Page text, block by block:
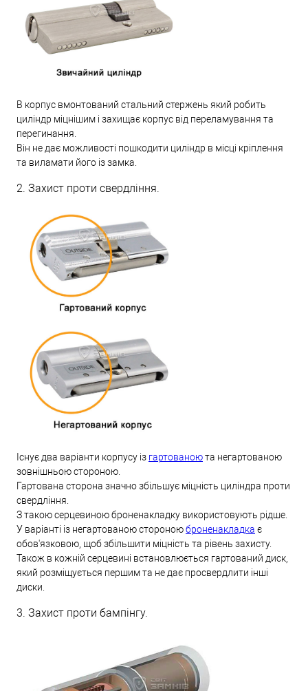
В корпус вмонтований стальний стержень який робить
циліндр міцнішим і захищає корпус від переламування та
перегинання.
Він не дає можливості пошкодити циліндр в місці кріплення
та виламати його із замка.
2. Захист проти свердління.
Існує два варіанти корпусу із гартованоюта негартованою
зовнішньою стороною.
Гартована сторона значно збільшує міцність циліндра проти
свердління.
З такою серцевиною броненакладку використовують рідше.
У варіанті із негартованою стороноюброненакладка є
обов'язковою, щоб збільшити міцність та рівень захисту.
Також в кожній серцевині встановлюється гартований диск,
який розміщується першим та не дає просвердлити інші
диски.
3. Захист проти бампінгу.